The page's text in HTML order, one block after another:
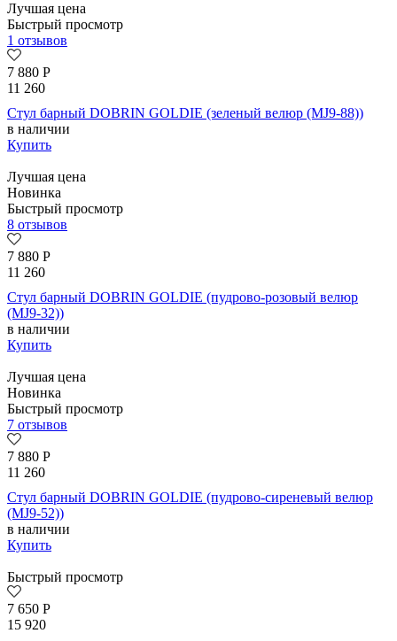
Лучшая цена
Быстрый просмотр
1 отзывов
7 880 Р
11 260
Стул барный DOBRIN GOLDIE (зеленый велюр (MJ9-88))
в наличии
Купить
Лучшая цена
Новинка
Быстрый просмотр
8 отзывов
7 880 Р
11 260
Стул барный DOBRIN GOLDIE (пудрово-розовый велюр
(MJ9-32))
в наличии
Купить
Лучшая цена
Новинка
Быстрый просмотр
7 отзывов
7 880 Р
11 260
Стул барный DOBRIN GOLDIE (пудрово-сиреневый велюр
(MJ9-52))
в наличии
Купить
Быстрый просмотр
7 650 Р
15 920